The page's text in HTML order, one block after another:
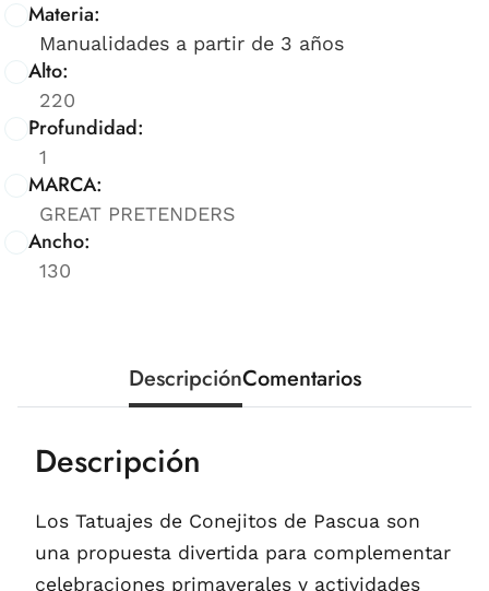
Materia:
Manualidades a partir de 3 años
Alto:
220
Profundidad:
1
MARCA:
GREAT PRETENDERS
Ancho:
130
DescripciónComentarios
Descripción
Los Tatuajes de Conejitos de Pascua son
una propuesta divertida para complementar
celebraciones primaverales y actividades